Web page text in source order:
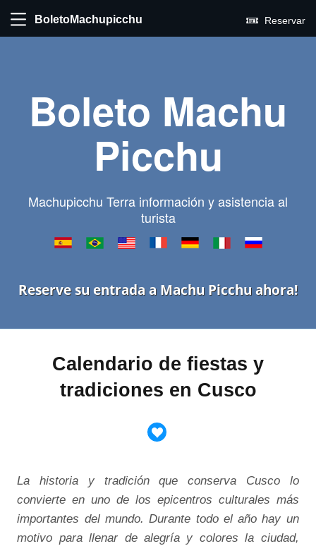
BoletoMachupicchu Reservar
Boleto Machu
Picchu
Machupicchu Terra información y asistencia al
turista
Reserve su entrada a Machu Picchu ahora!
Calendario de fiestas y
tradiciones en Cusco
La historia y tradición que conserva Cusco lo
convierte en uno de los epicentros culturales más
importantes del mundo. Durante todo el año hay un
motivo para llenar de alegría y colores la ciudad,